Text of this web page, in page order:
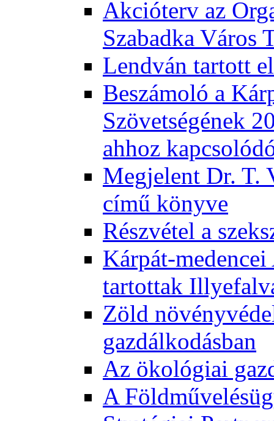
Akcióterv az
Szabadka Város
Lendván tartott
Beszámoló a
Szövetségének
ahhoz
Megjelent Dr. T.
című könyve
Részvétel a
Kárpát-
tartottak
Zöld
gazdálkodásban
Az ökológiai
A